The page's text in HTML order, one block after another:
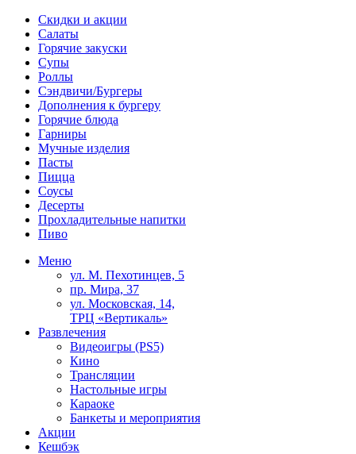
Скидки и акции
Салаты
Горячие закуски
Супы
Роллы
Сэндвичи/Бургеры
Дополнения к бургеру
Горячие блюда
Гарниры
Мучные изделия
Пасты
Пицца
Соусы
Десерты
Прохладительные напитки
Пиво
Меню
ул. М. Пехотинцев, 5
пр. Мира, 37
ул. Московская, 14,
ТРЦ «Вертикаль»
Развлечения
Видеоигры (PS5)
Кино
Трансляции
Настольные игры
Караоке
Банкеты и мероприятия
Акции
Кешбэк